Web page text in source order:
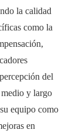
la calidad
como la
del
y largo
equipo como
en